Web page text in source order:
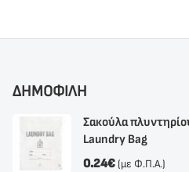
ΔΗΜΟΦΙΛΗ
Σακούλα
Laundry Bag
0.24€ (με Φ.Π.Α.)